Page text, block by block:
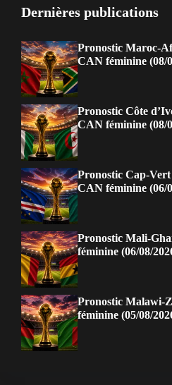
Dernières publications
Pronostic Maroc-
CAN féminine (08/
Pronostic Côte
CAN féminine (08/
Pronostic Cap-
CAN féminine (06/
Pronostic Mali-
féminine (06/08/
Pronostic Malawi-
féminine (05/08/